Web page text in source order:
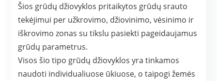
Šios grūdų džiovyklos pritaikytos grūdų srauto
tekėjimui per užkrovimo, džiovinimo, vėsinimo ir
iškrovimo zonas su tikslu pasiekti pageidaujamus
grūdų parametrus.
Visos šio tipo grūdų džiovyklos yra tinkamos
naudoti individualiuose ūkiuose, o taipogi žemės